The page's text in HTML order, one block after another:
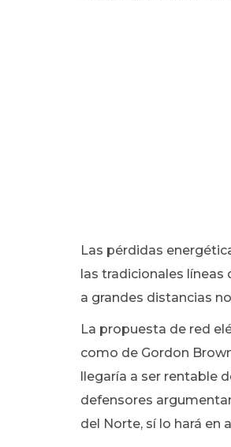
Las pérdidas
las tradicionales líneas
a grandes distancias
La propuesta de red
como de Gordon
llegaría a ser rentable
defensores
del Norte, sí lo hará en